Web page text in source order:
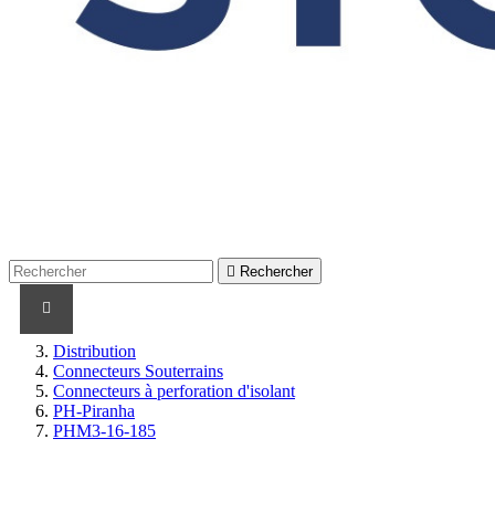
 Rechercher
Distribution
Connecteurs Souterrains
Connecteurs à perforation d'isolant
PH-Piranha
PHM3-16-185